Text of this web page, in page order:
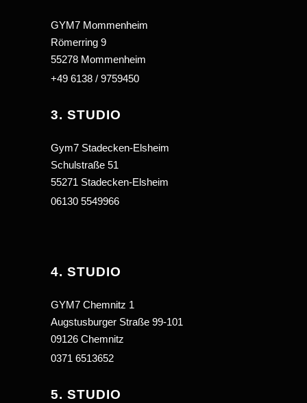
GYM7 Mommenheim
Römerring 9
55278 Mommenheim
+49 6138 / 9759450
3. STUDIO
Gym7 Stadecken-Elsheim
Schulstraße 51
55271 Stadecken-Elsheim
06130 5549966
4. STUDIO
GYM7 Chemnitz 1
Augstusburger Straße 99-101
09126 Chemnitz
0371 6513652
5. STUDIO